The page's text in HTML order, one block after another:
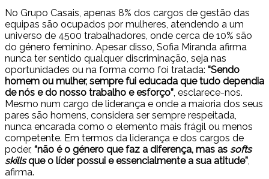
No Grupo Casais, apenas 8% dos cargos de gestão das
equipas são ocupados por mulheres, atendendo a um
universo de 4500 trabalhadores, onde cerca de 10% são
do género feminino. Apesar disso, Sofia Miranda afirma
nunca ter sentido qualquer discriminação, seja nas
oportunidades ou na forma como foi tratada: “Sendo
homem ou mulher, sempre fui educada que tudo dependia
de nós e do nosso trabalho e esforço”, esclarece-nos.
Mesmo num cargo de liderança e onde a maioria dos seus
pares são homens, considera ser sempre respeitada,
nunca encarada como o elemento mais frágil ou menos
competente. Em termos da liderança e dos cargos de
poder, “não é o género que faz a diferença, mas as softs
skillsque o líder possui e essencialmente a sua atitude”,
afirma.